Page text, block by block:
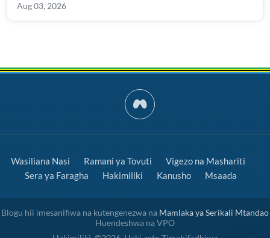
Aug 03, 2026
Wasiliana Nasi Ramani ya Tovuti
Vigezo na Mashariti
Sera ya Faragha
Hakimiliki Kanusho Msaada
Blogu hii imesanifiwa na kutengenezwa na Mamlaka ya Serikali Mtandao
Huendeshwa na VPO